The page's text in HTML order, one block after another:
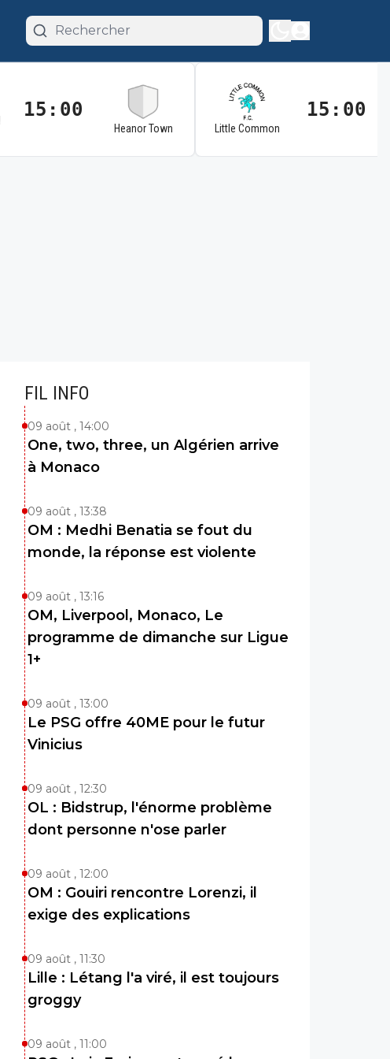
15:00
Heanor Town Little Common
15:00
FIL INFO
09 août , 14:00
One, two, three, un Algérien arrive
à Monaco
09 août , 13:38
OM : Medhi Benatia se fout du
monde, la réponse est violente
09 août , 13:16
OM, Liverpool, Monaco, Le
programme de dimanche sur Ligue
1+
09 août , 13:00
Le PSG offre 40ME pour le futur
Vinicius
09 août , 12:30
OL : Bidstrup, l'énorme problème
dont personne n'ose parler
09 août , 12:00
OM : Gouiri rencontre Lorenzi, il
exige des explications
09 août , 11:30
Lille : Létang l'a viré, il est toujours
groggy
09 août , 11:00